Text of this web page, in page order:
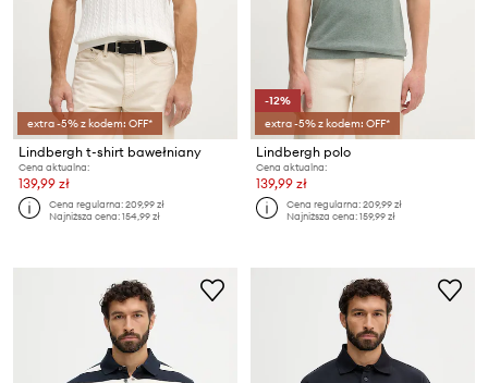
extra -5% z kodem: OFF*
Lindbergh t-shirt bawełniany
Cena aktualna:
139,99 zł
Cena regularna:209,99 zł
Najniższa cena:154,99 zł
-12%
extra -5% z kodem: OFF*
Lindbergh polo
Cena aktualna:
139,99 zł
Cena regularna:209,99 zł
Najniższa cena:159,99 zł